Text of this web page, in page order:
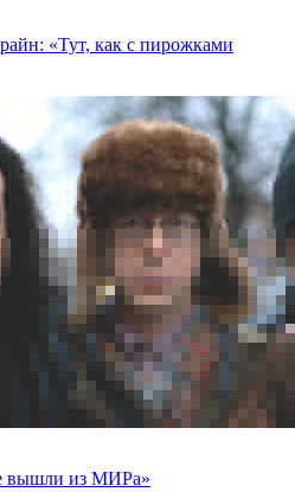
«Тут, как с пирожками
вышли из МИРа»